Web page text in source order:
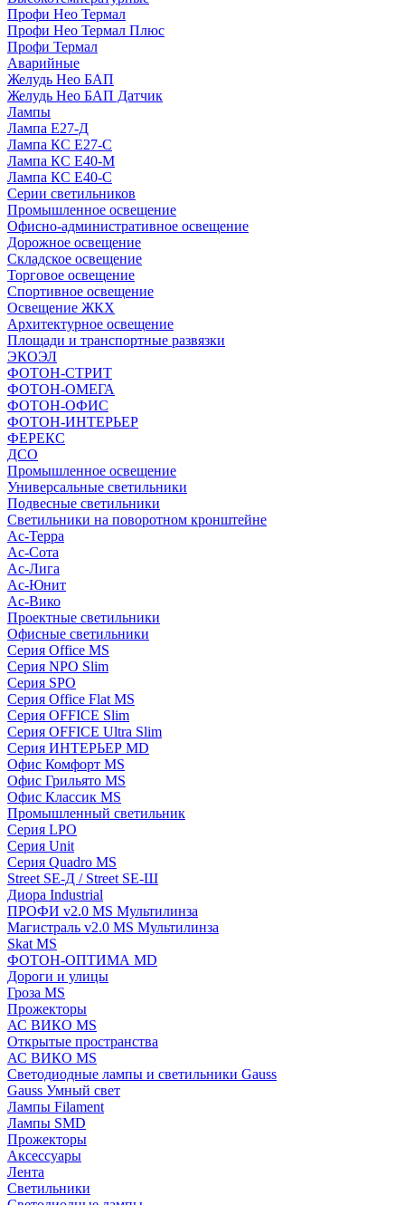
Профи Нео Термал
Профи Нео Термал Плюс
Профи Термал
Аварийные
Желудь Нео БАП
Желудь Нео БАП Датчик
Лампы
Лампа Е27-Д
Лампа КС Е27-С
Лампа КС Е40-М
Лампа КС Е40-С
Серии светильников
Промышленное освещение
Офисно-административное освещение
Дорожное освещение
Складское освещение
Торговое освещение
Спортивное освещение
Освещение ЖКХ
Архитектурное освещение
Площади и транспортные развязки
ЭКОЭЛ
ФОТОН-СТРИТ
ФОТОН-ОМЕГА
ФОТОН-ОФИС
ФОТОН-ИНТЕРЬЕР
ФЕРЕКС
ДСО
Промышленное освещение
Универсальные светильники
Подвесные светильники
Светильники на поворотном кронштейне
Ас-Терра
Ас-Сота
Ас-Лига
Ас-Юнит
Ас-Вико
Проектные светильники
Офисные светильники
Серия Office MS
Серия NPO Slim
Серия SPO
Серия Office Flat MS
Серия OFFICE Slim
Серия OFFICE Ultra Slim
Серия ИНТЕРЬЕР MD
Офис Комфорт MS
Офис Грильято MS
Офис Классик MS
Промышленный светильник
Серия LPO
Серия Unit
Серия Quadro MS
Street SE-Д / Street SE-Ш
Диора Industrial
ПРОФИ v2.0 MS Мультилинза
Магистраль v2.0 MS Мультилинза
Skat MS
ФОТОН-ОПТИМА MD
Дороги и улицы
Гроза MS
Прожекторы
АС ВИКО MS
Открытые пространства
АС ВИКО MS
Светодиодные лампы и светильники Gauss
Gauss Умный свет
Лампы Filament
Лампы SMD
Прожекторы
Аксессуары
Лента
Светильники